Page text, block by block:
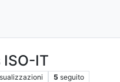
IT
5 seguito